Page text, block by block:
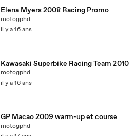
Elena Myers 2008 Racing Promo
motogphd
il y a 16 ans
Kawasaki Superbike Racing Team 2010
motogphd
il y a 16 ans
GP Macao 2009 warm-up et course
motogphd